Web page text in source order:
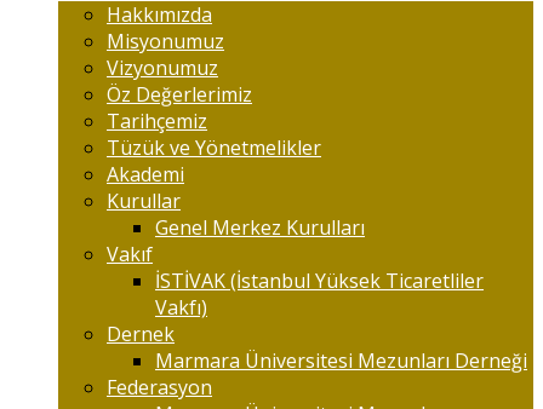
Hakkımızda
Misyonumuz
Vizyonumuz
Öz Değerlerimiz
Tarihçemiz
Tüzük ve Yönetmelikler
Akademi
Kurullar
Genel Merkez Kurulları
Vakıf
İSTİVAK (İstanbul Yüksek Ticaretliler
Vakfı)
Dernek
Marmara Üniversitesi Mezunları Derneği
Federasyon